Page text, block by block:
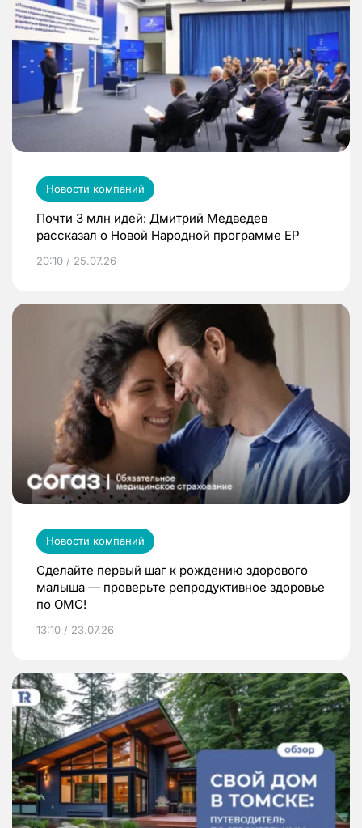
Новости компаний
Почти 3 млн идей: Дмитрий Медведев
рассказал о Новой Народной программе ЕР
20:10 / 25.07.26
Новости компаний
Сделайте первый шаг к рождению здорового
малыша — проверьте репродуктивное здоровье
по ОМС!
13:10 / 23.07.26